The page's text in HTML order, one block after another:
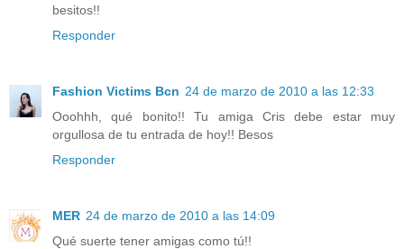
besitos!!
Responder
Fashion Victims Bcn 24 de marzo de 2010 a las 12:33
Ooohhh, qué bonito!! Tu amiga Cris debe estar muy
orgullosa de tu entrada de hoy!! Besos
Responder
MER 24 de marzo de 2010 a las 14:09
Qué suerte tener amigas como tú!!